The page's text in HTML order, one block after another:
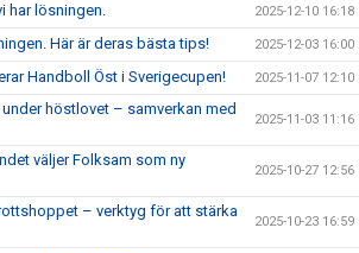
har lösningen. 2025-12-10 16:18
Här är deras bästa tips! 2025-12-03 16:00
Handboll Öst i Sverigecupen! 2025-11-07 12:10
höstlovet – samverkan med
2025-11-03 11:16
väljer Folksam som ny
2025-10-27 12:56
– verktyg för att stärka
2025-10-23 16:59